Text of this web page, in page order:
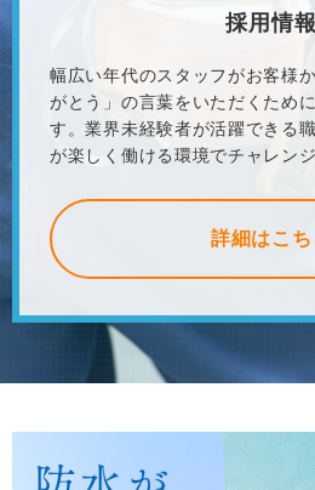
採用情報
幅広い年代のスタッフがお客様
がとう」の言葉をいただくため
す。業界未経験者が活躍できる
が楽しく働ける環境でチャレン
詳細はこち